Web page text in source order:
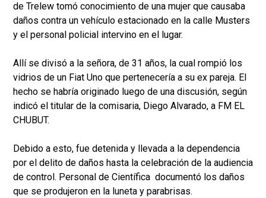
de Trelew tomó conocimiento de una mujer que causaba
daños contra un vehículo estacionado en la calle Musters
y el personal policial intervino en el lugar.
Allí se divisó a la señora, de 31 años, la cual rompió los
vidrios de un Fiat Uno que pertenecería a su ex pareja. El
hecho se habría originado luego de una discusión, según
indicó el titular de la comisaria, Diego Alvarado, a FM EL
CHUBUT.
Debido a esto, fue detenida y llevada a la dependencia
por el delito de daños hasta la celebración de la audiencia
de control. Personal de Científica documentó los daños
que se produjeron en la luneta y parabrisas.